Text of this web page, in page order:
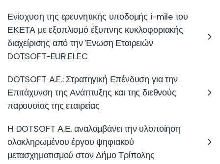
Ενίσχυση της ερευνητικής υποδομής i-mile του
ΕΚΕΤΑ με εξοπλισμό έξυπνης κυκλοφοριακής
διαχείρισης από την Ένωση Εταιρειών
DOTSOFT-EUR.ELEC
DOTSOFT A.E.: Στρατηγική Επένδυση για την
Επιτάχυνση της Ανάπτυξης και της διεθνούς
παρουσίας της εταιρείας
Η DOTSOFT Α.Ε. αναλαμβάνει την υλοποίηση
ολοκληρωμένου έργου ψηφιακού
μετασχηματισμού στον Δήμο Τρίπολης